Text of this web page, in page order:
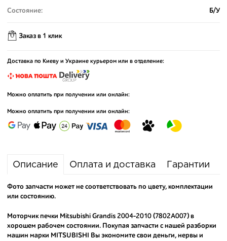
Состояние: Б/У
Заказ в 1 клик
Доставка по Киеву и Украине курьером или в отделение:
Можно оплатить при получении или онлайн:
Можно оплатить при получении или онлайн:
Описание Оплата и доставка Гарантии
Фото запчасти может не соответствовать по цвету, комплектации
или состоянию.
Моторчик печки Mitsubishi Grandis 2004-2010 (7802A007) в
хорошем рабочем состоянии. Покупая запчасти с нашей разборки
машин марки MITSUBISHI Вы экономите свои деньги, нервы и